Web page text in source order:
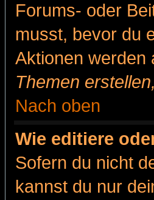
Forums- oder
musst, bevor du
Aktionen werden
Themen
Nach oben
Wie editiere
Sofern du nicht
kannst du nur